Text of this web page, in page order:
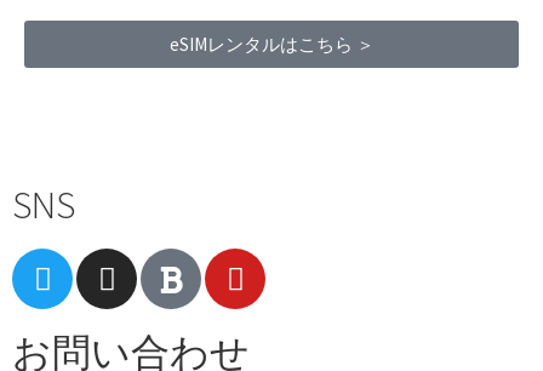
eSIMレンタルはこちら ＞
SNS
お問い合わせ